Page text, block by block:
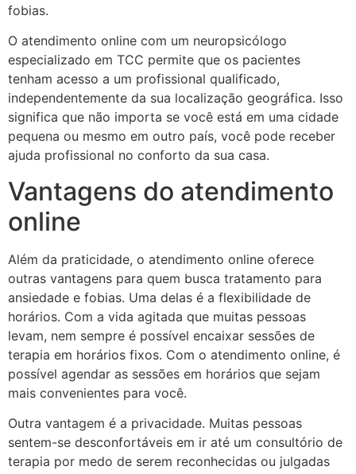
fobias.
O atendimento online com um neuropsicólogo
especializado em TCC permite que os pacientes
tenham acesso a um profissional qualificado,
independentemente da sua localização geográfica. Isso
significa que não importa se você está em uma cidade
pequena ou mesmo em outro país, você pode receber
ajuda profissional no conforto da sua casa.
Vantagens do atendimento
online
Além da praticidade, o atendimento online oferece
outras vantagens para quem busca tratamento para
ansiedade e fobias. Uma delas é a flexibilidade de
horários. Com a vida agitada que muitas pessoas
levam, nem sempre é possível encaixar sessões de
terapia em horários fixos. Com o atendimento online, é
possível agendar as sessões em horários que sejam
mais convenientes para você.
Outra vantagem é a privacidade. Muitas pessoas
sentem-se desconfortáveis em ir até um consultório de
terapia por medo de serem reconhecidas ou julgadas